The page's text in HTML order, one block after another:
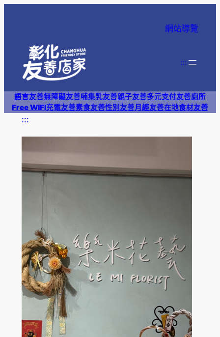
網站導覽
:::
語言友善無障礙友善哺集乳友善親子友善多元支付友善廁所
Free WIFI充電友善素食友善性別友善月經友善在地食材友善
:::